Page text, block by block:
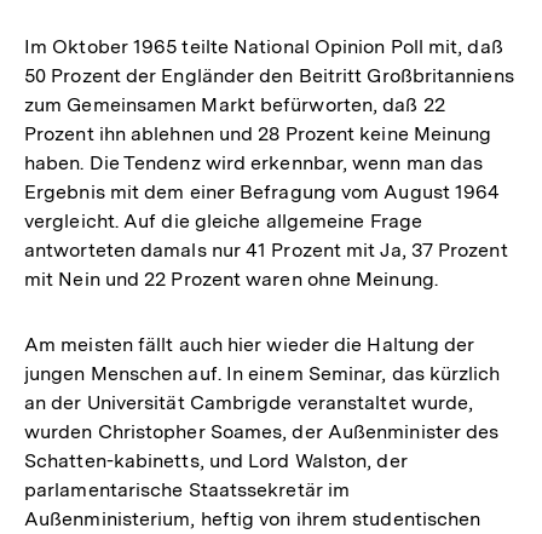
Im Oktober 1965 teilte National Opinion Poll mit, daß
50 Prozent der Engländer den Beitritt Großbritanniens
zum Gemeinsamen Markt befürworten, daß 22
Prozent ihn ablehnen und 28 Prozent keine Meinung
haben. Die Tendenz wird erkennbar, wenn man das
Ergebnis mit dem einer Befragung vom August 1964
vergleicht. Auf die gleiche allgemeine Frage
antworteten damals nur 41 Prozent mit Ja, 37 Prozent
mit Nein und 22 Prozent waren ohne Meinung.
Am meisten fällt auch hier wieder die Haltung der
jungen Menschen auf. In einem Seminar, das kürzlich
an der Universität Cambrigde veranstaltet wurde,
wurden Christopher Soames, der Außenminister des
Schatten-kabinetts, und Lord Walston, der
parlamentarische Staatssekretär im
Außenministerium, heftig von ihrem studentischen